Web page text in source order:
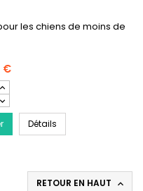
les chiens de moins de
€
Détails
RETOUR EN HAUT 